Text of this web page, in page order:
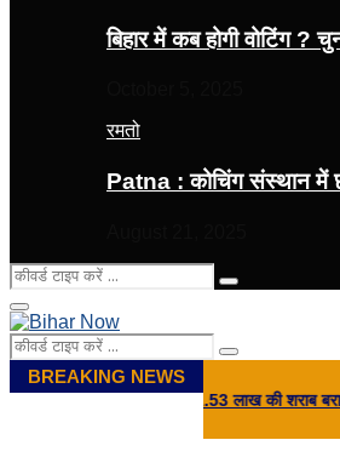
बिहार में कब होगी वोटिंग ?
रमतो
Patna : कोचिंग संस्थान में
Search
for:
Search
Primary
Menu
Search
for:
Search
BREAKING NEWS
में छिपाई गई 31.53 लाख की शराब बरामद, चालक